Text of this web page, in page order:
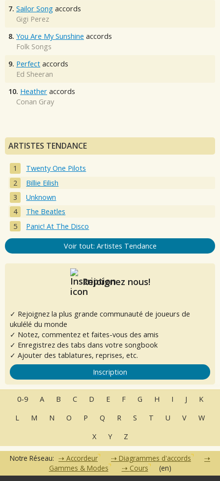
7. Sailor Song accords
Gigi Perez
8. You Are My Sunshine accords
Folk Songs
9. Perfect accords
Ed Sheeran
10. Heather accords
Conan Gray
ARTISTES TENDANCE
Twenty One Pilots
Billie Eilish
Unknown
The Beatles
Panic! At The Disco
Voir tout: Artistes Tendance
Rejoignez nous!
✓ Rejoignez la plus grande communauté de joueurs de
ukulélé du monde
✓ Notez, commentez et faites-vous des amis
✓ Enregistrez des tabs dans votre songbook
✓ Ajouter des tablatures, reprises, etc.
Inscription
0-9 A B C D E F G H I J
K
L
M N O P Q R S T U V
W
X
Y Z
Notre Réseau: Accordeur
Diagrammes d'accords
Gammes & Modes
Cours (en)